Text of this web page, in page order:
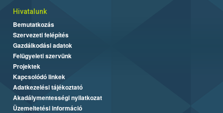
Hivatalunk
Bemutatkozás
Szervezeti felépítés
Gazdálkodási adatok
Felügyeleti szervünk
Projektek
Kapcsolódó linkek
Adatkezelési tájékoztató
Akadálymentességi nyilatkozat
Üzemeltetési információ